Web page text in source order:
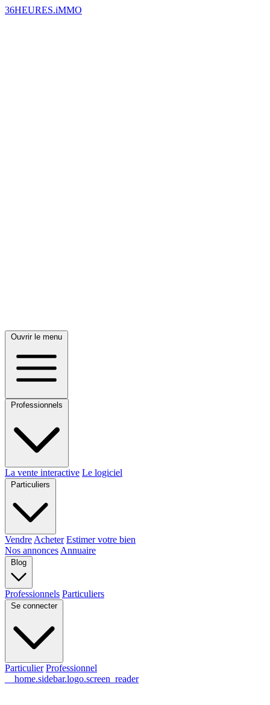
36HEURES.iMMO
Ouvrir le menu
Professionnels
La vente interactive Le logiciel
Particuliers
Vendre Acheter Estimer votre bien
Nos annonces Annuaire
Blog
Professionnels Particuliers
Se connecter
Particulier Professionnel
__home.sidebar.logo.screen_reader